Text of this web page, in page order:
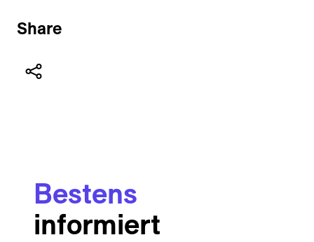
Share
Bestens
informiert